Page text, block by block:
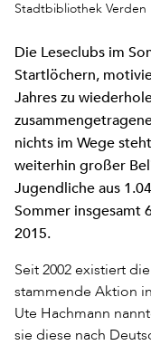
Stadtbibliothek Verden
Die Leseclubs im
Startlöchern,
Jahres zu
nichts im Wege
weiterhin großer
Jugendliche aus
Sommer insgesamt
2015.
Seit 2002 existiert
stammende Aktion
Ute Hachmann
sie diese nach